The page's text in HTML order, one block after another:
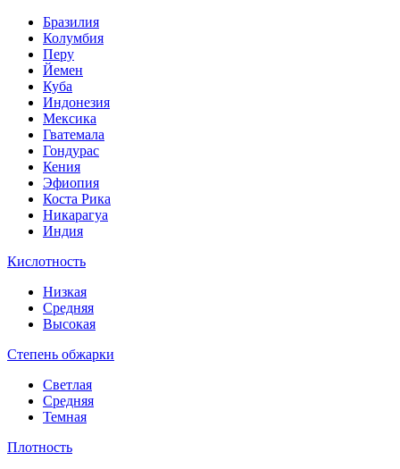
Бразилия
Колумбия
Перу
Йемен
Куба
Индонезия
Мексика
Гватемала
Гондурас
Кения
Эфиопия
Коста Рика
Никарагуа
Индия
Кислотность
Низкая
Средняя
Высокая
Степень обжарки
Светлая
Средняя
Темная
Плотность